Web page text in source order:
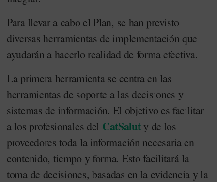
Para llevar a cabo el Plan, se han previsto
diversas herramientas de implementación que
ayudarán a hacerlo realidad de forma efectiva.
La primera herramienta se centra en las
herramientas de soporte a las decisiones y
sistemas de información. El objetivo es facilitar
a los profesionales del CatSaluty de los
proveedores toda la información necesaria en
contenido, tiempo y forma. Esto facilitará la
toma de decisiones, basadas en la evidencia y la